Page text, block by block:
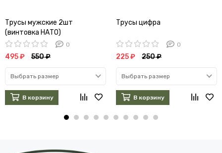
Трусы мужские 2шт
(винтовка НАТО)
0
495 ₽ 550 ₽
Выбрать размер
В корзину
Трусы цифра
0
225 ₽ 250 ₽
Выбрать размер
В корзину